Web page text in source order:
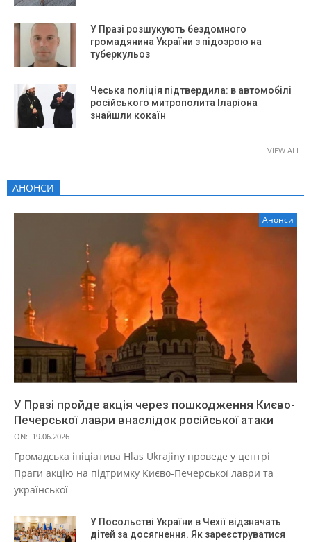
У Празі розшукують бездомного
громадянина України з підозрою на
туберкульоз
Чеська поліція підтвердила: в автомобілі
російського митрополита Іларіона
знайшли кокаїн
VIEW ALL
АНОНСИ
Анонси
У Празі пройде акція через пошкодження Києво-
Печерської лаври внаслідок російської атаки
ON: 19.06.2026
Громадська ініціатива Hlas Ukrajiny проведе у центрі
Праги акцію на підтримку Києво-Печерської лаври та
української
У Посольстві України в Чехії відзначать
дітей за досягнення. Як зареєструватися